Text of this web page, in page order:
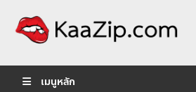
เมนูหลัก